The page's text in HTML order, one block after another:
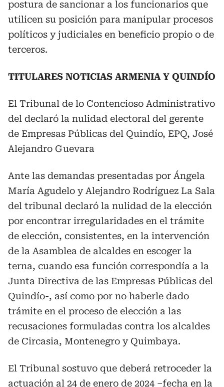
postura de sancionar a los funcionarios que
utilicen su posición para manipular procesos
políticos y judiciales en beneficio propio o de
terceros.
TITULARES NOTICIAS ARMENIA Y QUINDÍO
El Tribunal de lo Contencioso Administrativo
del declaró la nulidad electoral del gerente
de Empresas Públicas del Quindío, EPQ, José
Alejandro Guevara
Ante las demandas presentadas por Ángela
María Agudelo y Alejandro Rodríguez La Sala
del tribunal declaró la nulidad de la elección
por encontrar irregularidades en el trámite
de elección, consistentes, en la intervención
de la Asamblea de alcaldes en escoger la
terna, cuando esa función correspondía a la
Junta Directiva de las Empresas Públicas del
Quindío-, así como por no haberle dado
trámite en el proceso de elección a las
recusaciones formuladas contra los alcaldes
de Circasia, Montenegro y Quimbaya.
El Tribunal sostuvo que deberá retroceder la
actuación al 24 de enero de 2024 –fecha en la